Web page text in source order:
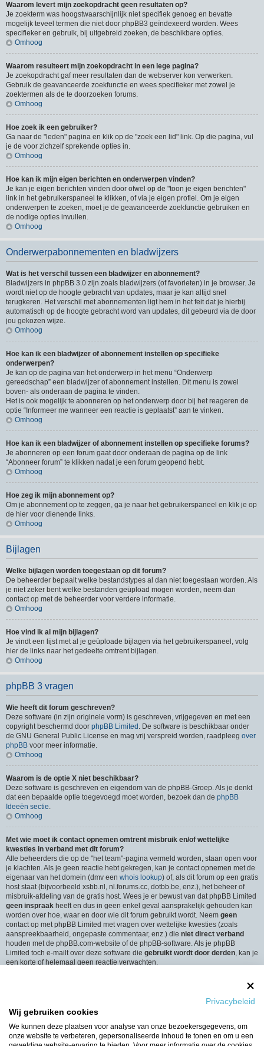
Waarom levert mijn zoekopdracht geen resultaten op?
Je zoekterm was hoogstwaarschijnlijk niet specifiek genoeg en bevatte
mogelijk teveel termen die niet door phpBB3 geïndexeerd worden. Wees
specifieker en gebruik, bij uitgebreid zoeken, de beschikbare opties.
Omhoog
Waarom resulteert mijn zoekopdracht in een lege pagina?
Je zoekopdracht gaf meer resultaten dan de webserver kon verwerken.
Gebruik de geavanceerde zoekfunctie en wees specifieker met zowel je
zoektermen als de te doorzoeken forums.
Omhoog
Hoe zoek ik een gebruiker?
Ga naar de "leden" pagina en klik op de "zoek een lid" link. Op die pagina, vul
je de voor zichzelf sprekende opties in.
Omhoog
Hoe kan ik mijn eigen berichten en onderwerpen vinden?
Je kan je eigen berichten vinden door ofwel op de "toon je eigen berichten"
link in het gebruikerspaneel te klikken, of via je eigen profiel. Om je eigen
onderwerpen te zoeken, moet je de geavanceerde zoekfunctie gebruiken en
de nodige opties invullen.
Omhoog
Onderwerpabonnementen en bladwijzers
Wat is het verschil tussen een bladwijzer en abonnement?
Bladwijzers in phpBB 3.0 zijn zoals bladwijzers (of favorieten) in je browser. Je
wordt niet op de hoogte gebracht van updates, maar je kan altijd snel
terugkeren. Het verschil met abonnementen ligt hem in het feit dat je hierbij
automatisch op de hoogte gebracht word van updates, dit gebeurd via de door
jou gekozen wijze.
Omhoog
Hoe kan ik een bladwijzer of abonnement instellen op specifieke
onderwerpen?
Je kan op de pagina van het onderwerp in het menu “Onderwerp
gereedschap” een bladwijzer of abonnement instellen. Dit menu is zowel
boven- als onderaan de pagina te vinden.
Het is ook mogelijk te abonneren op het onderwerp door bij het reageren de
optie “Informeer me wanneer een reactie is geplaatst” aan te vinken.
Omhoog
Hoe kan ik een bladwijzer of abonnement instellen op specifieke forums?
Je abonneren op een forum gaat door onderaan de pagina op de link
“Abonneer forum” te klikken nadat je een forum geopend hebt.
Omhoog
Hoe zeg ik mijn abonnement op?
Om je abonnement op te zeggen, ga je naar het gebruikerspaneel en klik je op
de hier voor dienende links.
Omhoog
Bijlagen
Welke bijlagen worden toegestaan op dit forum?
De beheerder bepaalt welke bestandstypes al dan niet toegestaan worden. Als
je niet zeker bent welke bestanden geüpload mogen worden, neem dan
contact op met de beheerder voor verdere informatie.
Omhoog
Hoe vind ik al mijn bijlagen?
Je vindt een lijst met al je geüploade bijlagen via het gebruikerspaneel, volg
hier de links naar het gedeelte omtrent bijlagen.
Omhoog
phpBB 3 vragen
Wie heeft dit forum geschreven?
Deze software (in zijn originele vorm) is geschreven, vrijgegeven en met een
copyright beschermd door phpBB Limited . De software is beschikbaar onder
de GNU General Public License en mag vrij verspreid worden, raadpleeg over
phpBB voor meer informatie.
Omhoog
Waarom is de optie X niet beschikbaar?
Deze software is geschreven en eigendom van de phpBB-Groep. Als je denkt
dat een bepaalde optie toegevoegd moet worden, bezoek dan de phpBB
Ideeën sectie.
Omhoog
Met wie moet ik contact opnemen omtrent misbruik en/of wettelijke
kwesties in verband met dit forum?
Alle beheerders die op de "het team"-pagina vermeld worden, staan open voor
je klachten. Als je geen reactie hebt gekregen, kan je contact opnemen met de
eigenaar van het domein (dmv een whois lookup) of, als dit forum op een gratis
host staat (bijvoorbeeld xsbb.nl, nl.forums.cc, dotbb.be, enz.), het beheer of
misbruik-afdeling van de gratis host. Wees je er bewust van dat phpBB Limited
geen inspraak heeft en dus in geen enkel geval aansprakelijk gehouden kan
worden over hoe, waar en door wie dit forum gebruikt wordt. Neem geen
contact op met phpBB Limited met vragen over wettelijke kwesties (zoals
aanspreekbaarheid, ongepaste commentaar, enz.) die niet direct verband
houden met de phpBB.com-website of de phpBB-software. Als je phpBB
Limited toch e-mailt over deze software die gebruikt wordt door derden, kan je
een korte of helemaal geen reactie verwachten.
Alle gebruikers van het forum kunnen gebruik maken van het “Contact”-
formulier, als de optie is ingeschakeld door de beheerders.
Leden van het forum kunnen ook gebruik maken van de “Het Team”-link.
Omhoog
Privacybeleid
Wij gebruiken cookies
We kunnen deze plaatsen voor analyse van onze bezoekersgegevens, om
onze website te verbeteren, gepersonaliseerde inhoud te tonen en om u een